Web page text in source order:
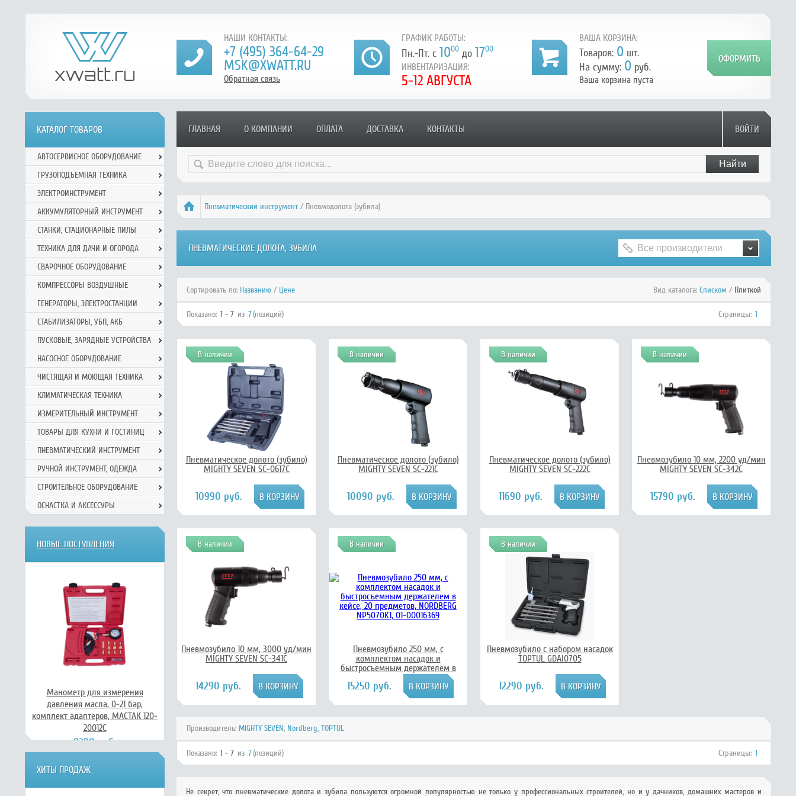
НАШИ КОНТАКТЫ:
+7 (495) 364-64-29
MSK@XWATT.RU
Обратная связь
ГРАФИК РАБОТЫ:
Пн.-Пт. с 1000 до 1700
ИНВЕНТАРИЗАЦИЯ:
5-12 АВГУСТА
ВАША КОРЗИНА:
Товаров: 0 шт.
На сумму: 0 руб.
Ваша корзина пуста
ГЛАВНАЯ О КОМПАНИИ ОПЛАТА ДОСТАВКА КОНТАКТЫ ВОЙТИ
Пневматический инструмент / Пневмодолота (зубила)
ПНЕВМАТИЧЕСКИЕ ДОЛОТА, ЗУБИЛА
Сортировать по: Названию / Цене Вид каталога: Списком / Плиткой
Показано: 1 - 7 из 7(позиций) Страницы: 1
В наличии
Пневматическое долото (зубило)
MIGHTY SEVEN SC-0617C
10990 руб.
В наличии
Пневматическое долото (зубило)
MIGHTY SEVEN SC-221C
10090 руб.
В наличии
Пневматическое долото (зубило)
MIGHTY SEVEN SC-222C
11690 руб.
В наличии
Пневмозубило 10 мм, 2200 уд/мин
MIGHTY SEVEN SC-342C
15790 руб.
В наличии
Пневмозубило 10 мм, 3000 уд/мин
MIGHTY SEVEN SC-341C
14290 руб.
В наличии
Пневмозубило 250 мм, с
комплектом насадок и
быстросъемным держателем в
кейсе, 20 предметов, NORDBERG
NP5070K1, 01-00016369
15250 руб.
В наличии
Пневмозубило c набором насадок
TOPTUL GDAI0705
12290 руб.
Производитель: MIGHTY SEVEN, Nordberg, TOPTUL
Показано: 1 - 7 из 7(позиций) Страницы: 1
Не секрет, что пневматические долота и зубила пользуются огромной популярностью не только у профессиональных строителей, но и у дачников, домашних мастеров и
КАТАЛОГ ТОВАРОВ
АВТОСЕРВИСНОЕ ОБОРУДОВАНИЕ
ГРУЗОПОДЪЕМНАЯ ТЕХНИКА
ЭЛЕКТРОИНСТРУМЕНТ
АККУМУЛЯТОРНЫЙ ИНСТРУМЕНТ
СТАНКИ, СТАЦИОНАРНЫЕ ПИЛЫ
ТЕХНИКА ДЛЯ ДАЧИ И ОГОРОДА
СВАРОЧНОЕ ОБОРУДОВАНИЕ
КОМПРЕССОРЫ ВОЗДУШНЫЕ
ГЕНЕРАТОРЫ, ЭЛЕКТРОСТАНЦИИ
СТАБИЛИЗАТОРЫ, УБП, АКБ
ПУСКОВЫЕ, ЗАРЯДНЫЕ УСТРОЙСТВА
НАСОСНОЕ ОБОРУДОВАНИЕ
ЧИСТЯЩАЯ И МОЮЩАЯ ТЕХНИКА
КЛИМАТИЧЕСКАЯ ТЕХНИКА
ИЗМЕРИТЕЛЬНЫЙ ИНСТРУМЕНТ
ТОВАРЫ ДЛЯ КУХНИ И ГОСТИНИЦ
ПНЕВМАТИЧЕСКИЙ ИНСТРУМЕНТ
РУЧНОЙ ИНCТРУМЕНТ, ОДЕЖДА
СТРОИТЕЛЬНОЕ ОБОРУДОВАНИЕ
ОСНАСТКА И АКСЕССУРЫ
НОВЫЕ ПОСТУПЛЕНИЯ
Манометр для измерения
давления масла, 0-21 бар,
комплект адаптеров, МАСТАК 120-
20012C
8290 руб.
ХИТЫ ПРОДАЖ